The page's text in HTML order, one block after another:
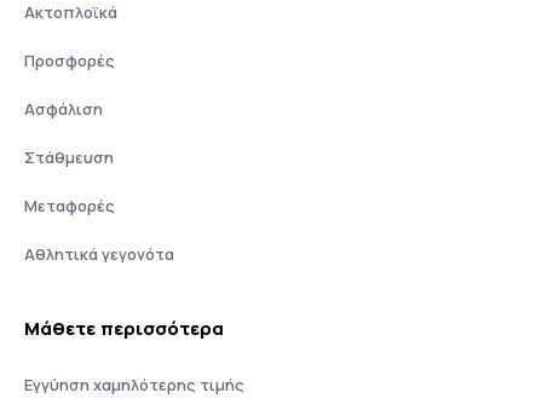
Ακτοπλοϊκά
Προσφορές
Ασφάλιση
Στάθμευση
Μεταφορές
Αθλητικά γεγονότα
Μάθετε περισσότερα
Εγγύηση χαμηλότερης τιμής